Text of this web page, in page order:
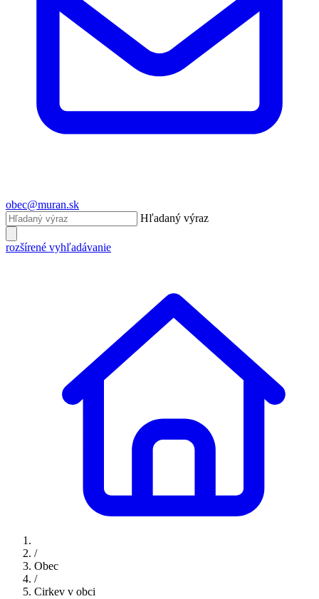
obec@muran.sk
Hľadaný výraz
rozšírené vyhľadávanie
/
Obec
/
Cirkev v obci